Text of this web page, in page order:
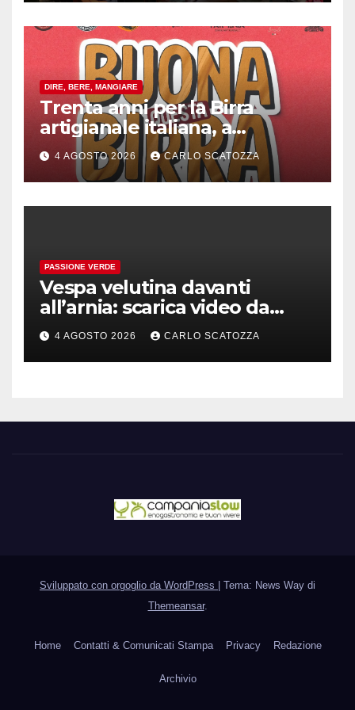
DIRE, BERE, MANGIARE
Trenta anni per la Birra
artigianale italiana, a
Pomigliano d’arco evento
celebrativo con birra speciale
4 AGOSTO 2026 CARLO SCATOZZA
PASSIONE VERDE
Vespa velutina davanti
all’arnia: scarica video da
TikTok prima che il post
sparisca
4 AGOSTO 2026 CARLO SCATOZZA
Sviluppato con orgoglio da WordPress
Tema: News Way di
Themeansar.
Home Contatti & Comunicati Stampa Privacy Redazione
Archivio